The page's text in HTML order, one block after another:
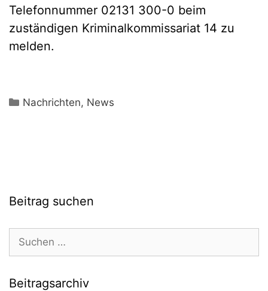
Telefonnummer 02131 300-0 beim
zuständigen Kriminalkommissariat 14 zu
melden.
Kategorien
Nachrichten, News
Beitrag suchen
nach:
Beitragsarchiv